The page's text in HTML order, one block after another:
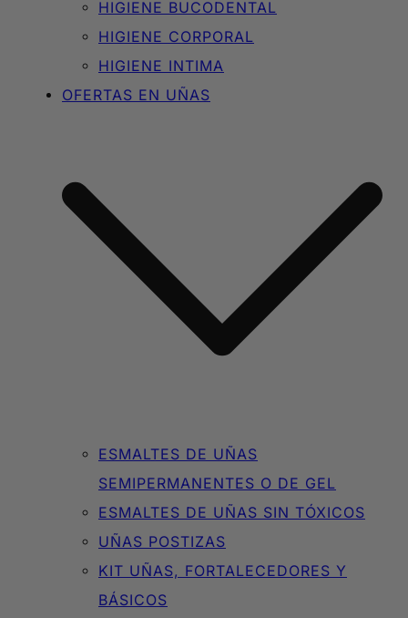
HIGIENE BUCODENTAL
HIGIENE CORPORAL
HIGIENE INTIMA
OFERTAS EN UÑAS
ESMALTES DE UÑAS
SEMIPERMANENTES O DE GEL
ESMALTES DE UÑAS SIN TÓXICOS
UÑAS POSTIZAS
KIT UÑAS, FORTALECEDORES Y
BÁSICOS